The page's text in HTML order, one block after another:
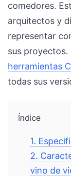
comedores.
arquitectos y
representar
sus
herramientas
todas sus
Índice
1.
2.
vino de